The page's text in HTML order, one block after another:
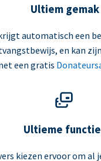
Ultiem gemak
automatisch een
en kan
een gratis
Ultieme
kiezen ervoor om